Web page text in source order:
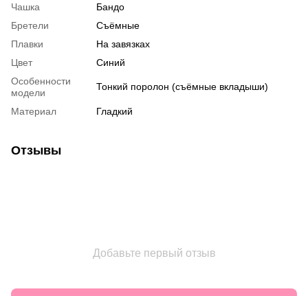
Чашка
Бандо
Бретели
Съёмные
Плавки
На завязках
Цвет
Синий
Особенности
модели
Тонкий поролон (съёмные вкладыши)
Материал Гладкий
Отзывы
Добавьте первый отзыв